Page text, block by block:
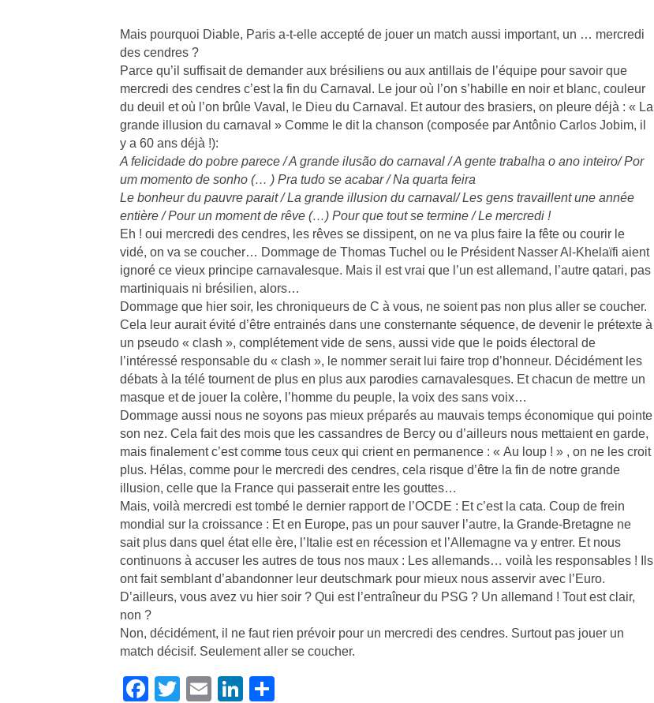
Mais pourquoi Diable, Paris a-t-elle accepté de jouer un match aussi important, un … mercredi
des cendres ?
Parce qu’il suffisait de demander aux brésiliens ou aux antillais de l’équipe pour savoir que
mercredi des cendres c’est la fin du Carnaval. Le jour où l’on s’habille en noir et blanc, couleur
du deuil et où l’on brûle Vaval, le Dieu du Carnaval. Et autour des brasiers, on pleure déjà : « La
grande illusion du carnaval » Comme le dit la chanson (composée par Antônio Carlos Jobim, il
y a 60 ans déjà !):
A felicidade do pobre parece / A grande ilusão do carnaval / A gente trabalha o ano inteiro/ Por
um momento de sonho (… ) Pra tudo se acabar / Na quarta feira
Le bonheur du pauvre parait / La grande illusion du carnaval/ Les gens travaillent une année
entière / Pour un moment de rêve (…) Pour que tout se termine / Le mercredi !
Eh ! oui mercredi des cendres, les rêves se dissipent, on ne va plus faire la fête ou courir le
vidé, on va se coucher… Dommage de Thomas Tuchel ou le Président Nasser Al-Khelaïfi aient
ignoré ce vieux principe carnavalesque. Mais il est vrai que l’un est allemand, l’autre qatari, pas
martiniquais ni brésilien, alors…
Dommage que hier soir, les chroniqueurs de C à vous, ne soient pas non plus aller se coucher.
Cela leur aurait évité d’être entrainés dans une consternante séquence, de devenir le prétexte à
un pseudo « clash », complétement vide de sens, aussi vide que le poids électoral de
l’intéressé responsable du « clash », le nommer serait lui faire trop d’honneur. Décidément les
débats à la télé tournent de plus en plus aux parodies carnavalesques. Et chacun de mettre un
masque et de jouer la colère, l’homme du peuple, la voix des sans voix…
Dommage aussi nous ne soyons pas mieux préparés au mauvais temps économique qui pointe
son nez. Cela fait des mois que les cassandres de Bercy ou d’ailleurs nous mettaient en garde,
mais finalement c’est comme tous ceux qui crient en permanence : « Au loup ! » , on ne les croit
plus. Hélas, comme pour le mercredi des cendres, cela risque d’être la fin de notre grande
illusion, celle que la France qui passerait entre les gouttes…
Mais, voilà mercredi est tombé le dernier rapport de l’OCDE : Et c’est la cata. Coup de frein
mondial sur la croissance : Et en Europe, pas un pour sauver l’autre, la Grande-Bretagne ne
sait plus dans quel état elle ère, l’Italie est en récession et l’Allemagne va y entrer. Et nous
continuons à accuser les autres de tous nos maux : Les allemands… voilà les responsables ! Ils
ont fait semblant d’abandonner leur deutschmark pour mieux nous asservir avec l’Euro.
D’ailleurs, vous avez vu hier soir ? Qui est l’entraîneur du PSG ? Un allemand ! Tout est clair,
non ?
Non, décidément, il ne faut rien prévoir pour un mercredi des cendres. Surtout pas jouer un
match décisif. Seulement aller se coucher.
Facebook
Twitter
EmailLinkedIn